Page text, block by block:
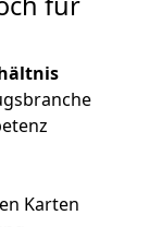
Karten